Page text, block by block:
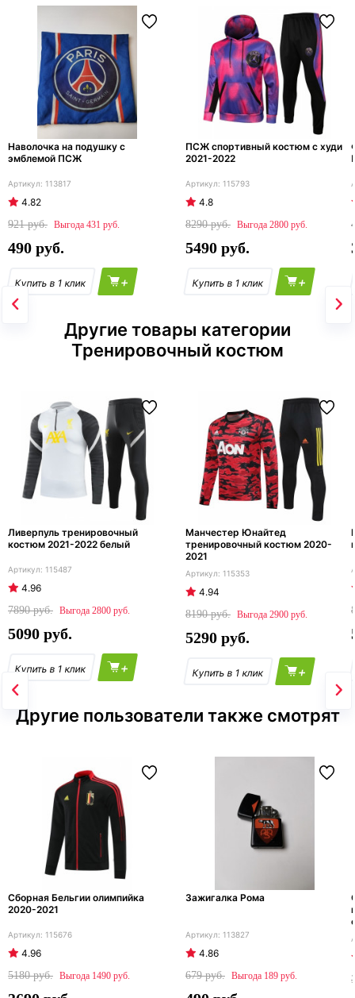
Наволочка на подушку с
эмблемой ПСЖ
113817
4.82
921
431
490
+
ПСЖ спортивный костюм с худи
2021-2022
115793
4.8
8290
2800
5490
+
Другие товары категории
Тренировочный костюм
Ливерпуль тренировочный
костюм 2021-2022 белый
115487
4.96
7890
2800
5090
+
Манчестер Юнайтед
тренировочный костюм 2020-
2021
115353
4.94
8190
2900
5290
+
Другие пользователи также смотрят
Сборная Бельгии олимпийка
2020-2021
115676
4.96
5180
1490
Зажигалка Рома
113827
4.86
679
189